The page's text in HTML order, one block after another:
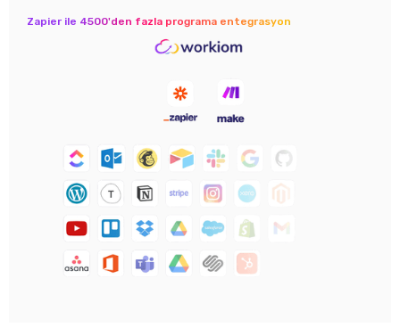
Zapier ile 4500'den fazla programa entegrasyon